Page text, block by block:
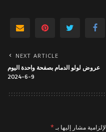
NEXT ARTICLE
عروض لولو الدمام بصفحة واحدة اليوم
9-6-2024
مشار إليها بـ*